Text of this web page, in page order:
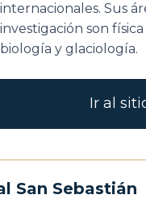
internacionales. Sus
investigación son
biología y glaciología.
Ir al
San Sebastián